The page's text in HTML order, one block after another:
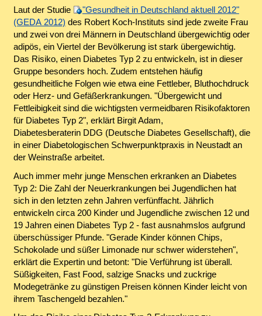
Laut der Studie
"Gesundheit in Deutschland aktuell 2012"
(GEDA 2012) des Robert Koch-Instituts sind jede zweite Frau
und zwei von drei Männern in Deutschland übergewichtig oder
adipös, ein Viertel der Bevölkerung ist stark übergewichtig.
Das Risiko, einen Diabetes Typ 2 zu entwickeln, ist in dieser
Gruppe besonders hoch. Zudem entstehen häufig
gesundheitliche Folgen wie etwa eine Fettleber, Bluthochdruck
oder Herz- und Gefäßerkrankungen. "Übergewicht und
Fettleibigkeit sind die wichtigsten vermeidbaren Risikofaktoren
für Diabetes Typ 2", erklärt Birgit Adam,
Diabetesberaterin DDG (Deutsche Diabetes Gesellschaft), die
in einer Diabetologischen Schwerpunktpraxis in Neustadt an
der Weinstraße arbeitet.
Auch immer mehr junge Menschen erkranken an Diabetes
Typ 2: Die Zahl der Neuerkrankungen bei Jugendlichen hat
sich in den letzten zehn Jahren verfünffacht. Jährlich
entwickeln circa 200 Kinder und Jugendliche zwischen 12 und
19 Jahren einen Diabetes Typ 2 - fast ausnahmslos aufgrund
überschüssiger Pfunde. "Gerade Kinder können Chips,
Schokolade und süßer Limonade nur schwer widerstehen",
erklärt die Expertin und betont: "Die Verführung ist überall.
Süßigkeiten, Fast Food, salzige Snacks und zuckrige
Modegetränke zu günstigen Preisen können Kinder leicht von
ihrem Taschengeld bezahlen."